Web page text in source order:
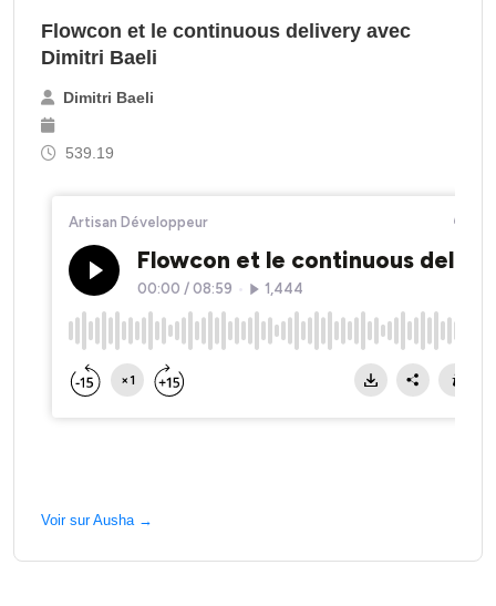
Flowcon et le continuous delivery avec
Dimitri Baeli
Dimitri Baeli
539.19
Voir sur Ausha →